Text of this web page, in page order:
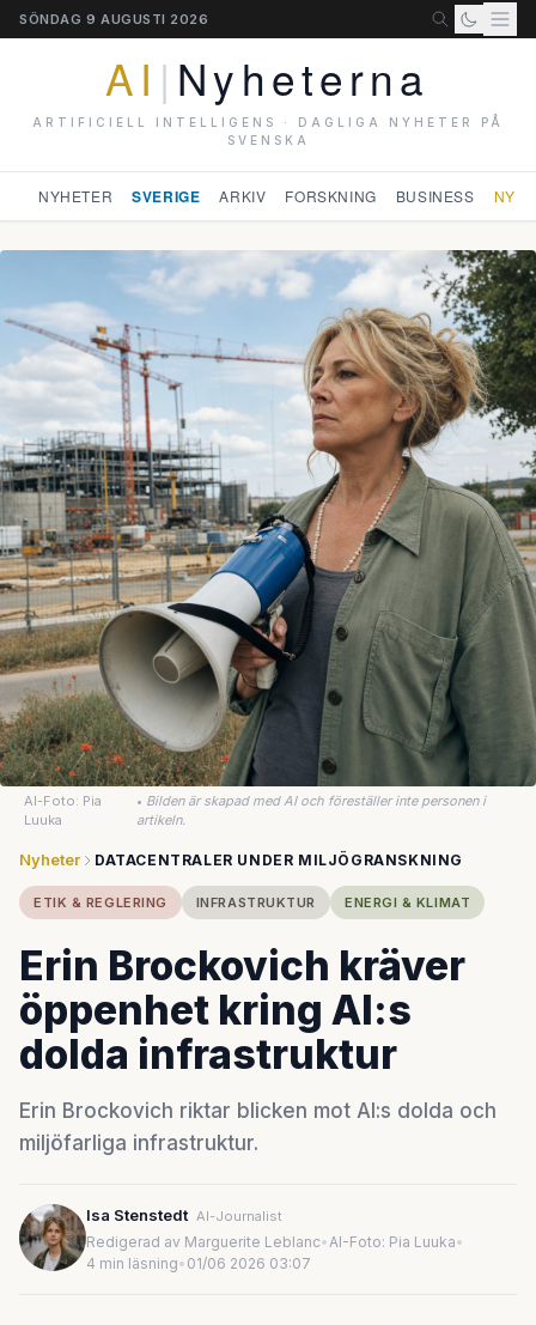
SÖNDAG 9 AUGUSTI 2026
AI | Nyheterna
ARTIFICIELL INTELLIGENS · DAGLIGA NYHETER PÅ
SVENSKA
NYHETER SVERIGE ARKIV FORSKNING BUSINESS
AI-Foto: Pia
Luuka
• Bilden är skapad med AI och föreställer inte personen i
artikeln.
Nyheter DATACENTRALER UNDER MILJÖGRANSKNING
ETIK & REGLERING INFRASTRUKTUR ENERGI & KLIMAT
Erin Brockovich kräver
öppenhet kring AI:s
dolda infrastruktur
Erin Brockovich riktar blicken mot AI:s dolda och
miljöfarliga infrastruktur.
Isa Stenstedt AI-Journalist
Redigerad av Marguerite Leblanc•AI-Foto: Pia Luuka•
4 min läsning• 01/06 2026 03:07